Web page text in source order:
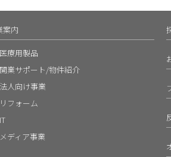
案内
医療用製品
開業サポート/物件紹介
法人向け事業
リフォーム
IT
メディア事業